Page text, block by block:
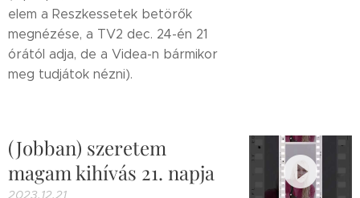
elem a Reszkessetek betörők
megnézése, a TV2 dec. 24-én 21
órától adja, de a Videa-n bármikor
meg tudjátok nézni).
(Jobban) szeretem
magam kihívás 21. napja
2023.12.21